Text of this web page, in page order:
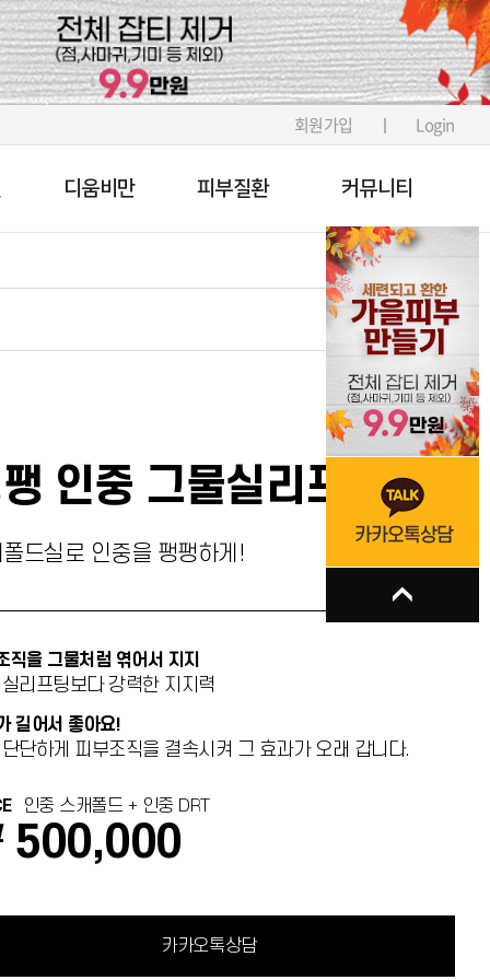
회원가입 Login
디움비만 피부질환 커뮤니티
인중 그물실리프팅
폴드실로 인중을 팽팽하게!
직을 그물처럼 엮어서 지지
리프팅보다 강력한 지지력
길어서 좋아요!
단하게 피부조직을 결속시켜 그 효과가 오래 갑니다.
인중 스캐폴드 + 인중 DRT
500,000
카카오톡상담